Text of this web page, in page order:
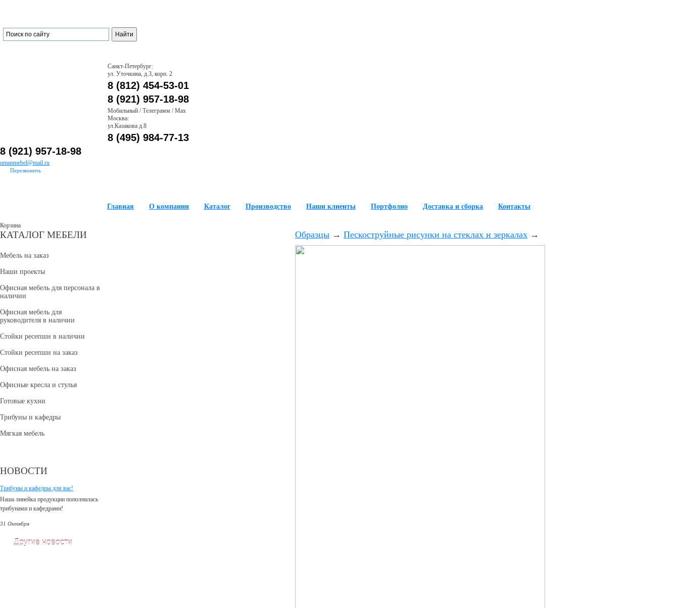
Санкт-Петербург:
ул. Уточкина, д.3, корп. 2
8 (812) 454-53-01
8 (921) 957-18-98
Мобильный / Телеграмм / Max
Москва:
ул.Казакова д.8
8 (495) 984-77-13
8 (921) 957-18-98
umapmebel@mail.ru
Перезвонить
Главная О компании Каталог Производство Наши клиенты Портфолио Доставка и сборка Контакты
Корзина
КАТАЛОГ МЕБЕЛИ
Мебель на заказ
Наши проекты
Офисная мебель для персонала в
наличии
Офисная мебель для
руководителя в наличии
Стойки ресепшн в наличии
Стойки ресепшн на заказ
Офисная мебель на заказ
Офисные кресла и стулья
Готовые кухни
Трибуны и кафедры
Мягкая мебель
НОВОСТИ
Трибуны и кафедры для вас!
Наша линейка продукции пополнилась
трибунами и кафедрами!
31 Октября
Другие новости
Образцы → Пескоструйные рисунки на стеклах и зеркалах →